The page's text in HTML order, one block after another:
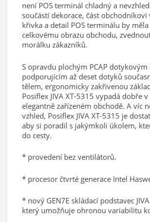
není POS terminál chladný a
součástí dekorace, část obchodníkovi
křivka a detail POS terminálu by
celkovému obrazu obchodu,
morálku zákazníků.
S opravdu plochým PCAP
podporujícím až deset dotyků
tělem, ergonomicky zakřivenou
Posiflex JIVA XT-5315 vypadá dobře
elegantně zařízeném obchodě. A víc
vzhled, Posiflex JIVA XT-5315 je
aby si poradil s jakýmkoli úkolem,
do cesty.
* provedení bez ventilátorů.
* procesor čtvrté generace Intel
* nový GEN7E skládací podstavec
který umožňuje ohronou variabilitu